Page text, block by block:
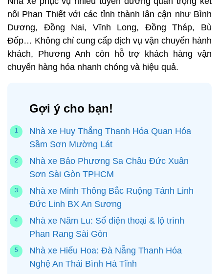
nối Phan Thiết với các tỉnh thành lân cận như Bình
Dương, Đồng Nai, Vĩnh Long, Đồng Tháp, Bù
Đốp… Không chỉ cung cấp dịch vụ vận chuyển hành
khách, Phương Anh còn hỗ trợ khách hàng vận
chuyển hàng hóa nhanh chóng và hiệu quả.
Gợi ý cho bạn!
Nhà xe Huy Thắng Thanh Hóa Quan Hóa
Sầm Sơn Mường Lát
Nhà xe Bảo Phương Sa Châu Đức Xuân
Sơn Sài Gòn TPHCM
Nhà xe Minh Thông Bắc Ruộng Tánh Linh
Đức Linh BX An Sương
Nhà xe Năm Lu: Số điện thoại & lộ trình
Phan Rang Sài Gòn
Nhà xe Hiếu Hoa: Đà Nẵng Thanh Hóa
Nghệ An Thái Bình Hà Tĩnh